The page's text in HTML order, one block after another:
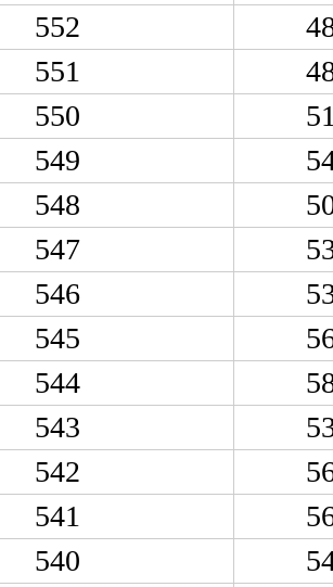
552
551
550
549
548
547
546
545
544
543
542
541
540